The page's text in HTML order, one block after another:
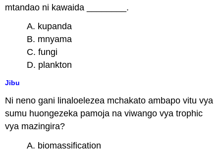
mtandao ni kawaida ________.
A. kupanda
B. mnyama
C. fungi
D. plankton
Jibu
Ni neno gani linaloelezea mchakato ambapo vitu vya
sumu huongezeka pamoja na viwango vya trophic
vya mazingira?
A. biomassification